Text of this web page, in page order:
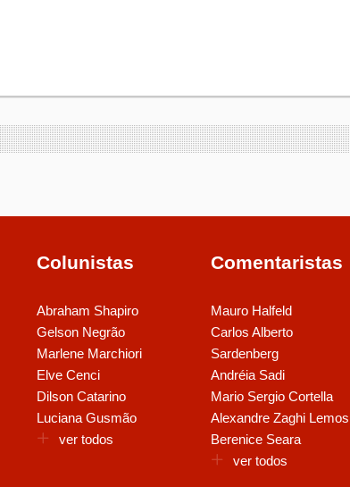
Colunistas
Abraham Shapiro
Gelson Negrão
Marlene Marchiori
Elve Cenci
Dilson Catarino
Luciana Gusmão
ver todos
Comentaristas
Mauro Halfeld
Carlos Alberto
Sardenberg
Andréia Sadi
Mario Sergio Cortella
Alexandre Zaghi Lemos
Berenice Seara
ver todos